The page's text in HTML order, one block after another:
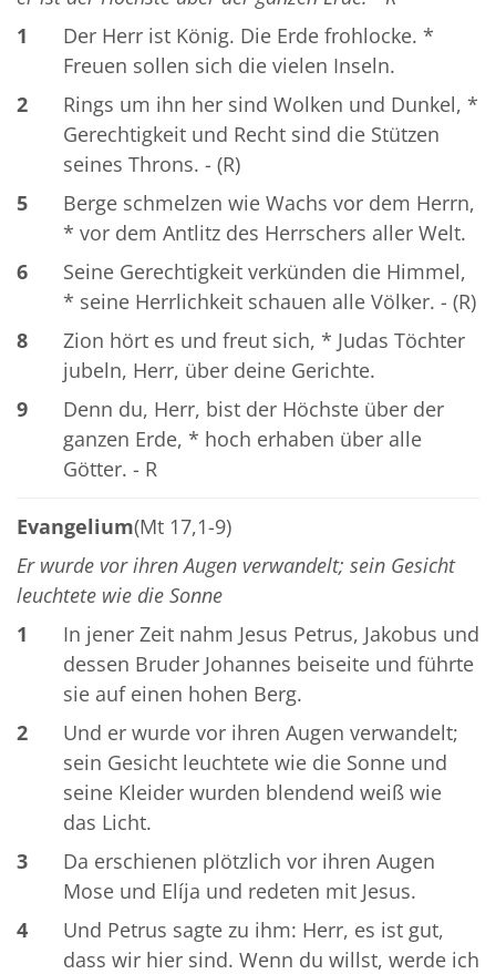
1
Der Herr ist König. Die Erde frohlocke. *
Freuen sollen sich die vielen Inseln.
2
Rings um ihn her sind Wolken und Dunkel, *
Gerechtigkeit und Recht sind die Stützen
seines Throns. - (R)
5
Berge schmelzen wie Wachs vor dem Herrn,
* vor dem Antlitz des Herrschers aller Welt.
6
Seine Gerechtigkeit verkünden die Himmel,
* seine Herrlichkeit schauen alle Völker. - (R)
8
Zion hört es und freut sich, * Judas Töchter
jubeln, Herr, über deine Gerichte.
9
Denn du, Herr, bist der Höchste über der
ganzen Erde, * hoch erhaben über alle
Götter. - R
Evangelium(Mt 17,1-9)
Er wurde vor ihren Augen verwandelt; sein Gesicht
leuchtete wie die Sonne
1
In jener Zeit nahm Jesus Petrus, Jakobus und
dessen Bruder Johannes beiseite und führte
sie auf einen hohen Berg.
2
Und er wurde vor ihren Augen verwandelt;
sein Gesicht leuchtete wie die Sonne und
seine Kleider wurden blendend weiß wie
das Licht.
3
Da erschienen plötzlich vor ihren Augen
Mose und Elíja und redeten mit Jesus.
4
Und Petrus sagte zu ihm: Herr, es ist gut,
dass wir hier sind. Wenn du willst, werde ich